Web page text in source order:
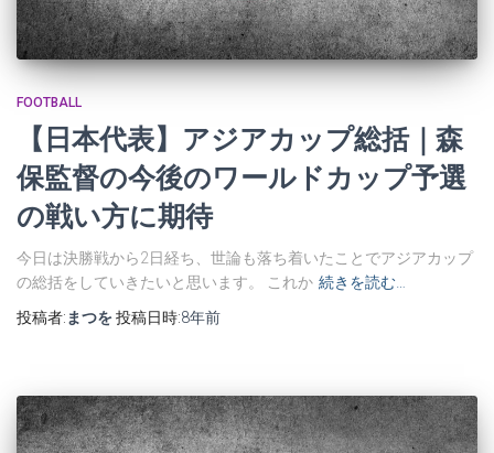
FOOTBALL
【日本代表】アジアカップ総括｜森
保監督の今後のワールドカップ予選
の戦い方に期待
今日は決勝戦から2日経ち、世論も落ち着いたことでアジアカップ
の総括をしていきたいと思います。 これか 続きを読む…
投稿者: まつを投稿日時:8年前